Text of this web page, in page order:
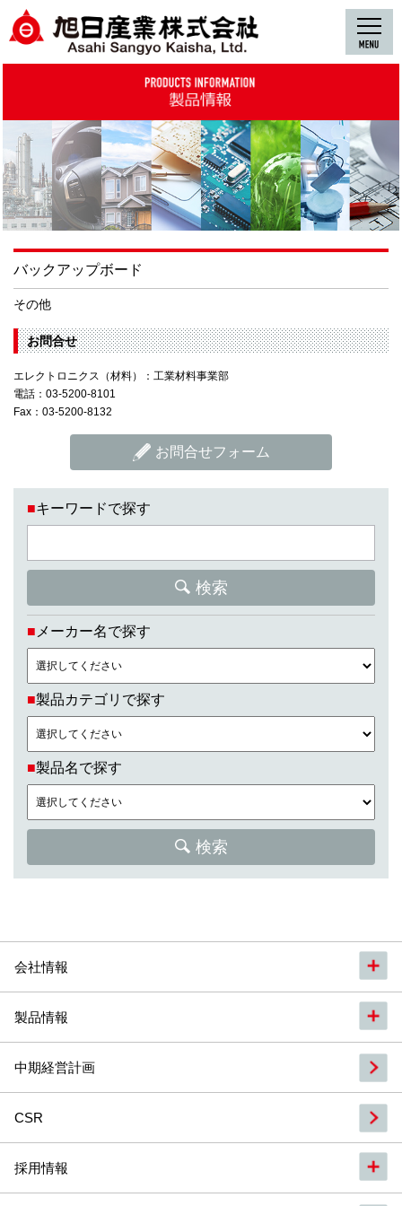
バックアップボード
その他
お問合せ
エレクトロニクス（材料）：工業材料事業部
電話：03-5200-8101
Fax：03-5200-8132
お問合せフォーム
■キーワードで探す
検索
■ メーカー名で探す
■製品カテゴリで探す
■製品名で探す
検索
会社情報
製品情報
中期経営計画
CSR
採用情報